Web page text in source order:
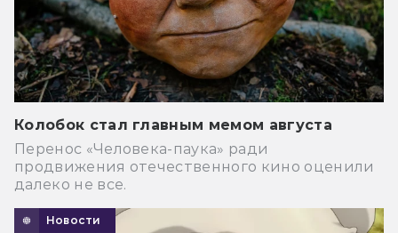
Колобок стал главным мемом августа
Перенос «Человека-паука» ради
продвижения отечественного кино оценили
далеко не все.
Новости